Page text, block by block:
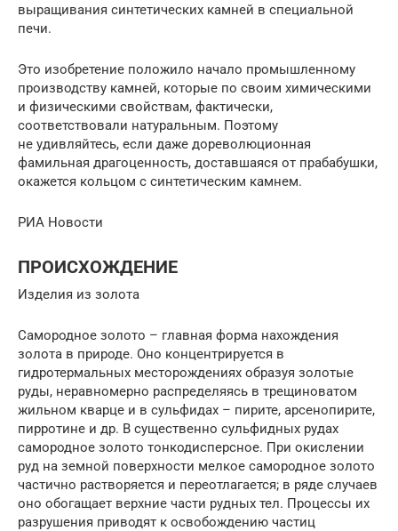
выращивания синтетических камней в специальной
печи.
Это изобретение положило начало промышленному
производству камней, которые по своим химическими
и физическими свойствам, фактически,
соответствовали натуральным. Поэтому
не удивляйтесь, если даже дореволюционная
фамильная драгоценность, доставшаяся от прабабушки,
окажется кольцом с синтетическим камнем.
РИА Новости
ПРОИСХОЖДЕНИЕ
Изделия из золота
Самородное золото – главная форма нахождения
золота в природе. Оно концентрируется в
гидротермальных месторождениях образуя золотые
руды, неравномерно распределяясь в трещиноватом
жильном кварце и в сульфидах – пирите, арсенопирите,
пирротине и др. В существенно сульфидных рудах
самородное золото тонкодисперсное. При окислении
руд на земной поверхности мелкое самородное золото
частично растворяется и переотлагается; в ряде случаев
оно обогащает верхние части рудных тел. Процессы их
разрушения приводят к освобождению частиц